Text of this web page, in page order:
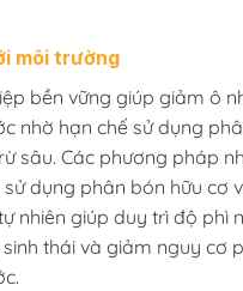
môi trường
bền vững giúp giảm ô
nhờ hạn chế sử dụng
sâu. Các phương pháp
dụng phân bón hữu cơ
nhiên giúp duy trì độ phì
thái và giảm nguy cơ